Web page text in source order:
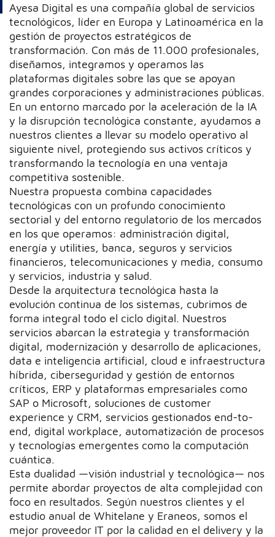
Ayesa Digital es una compañía global de servicios
tecnológicos, líder en Europa y Latinoamérica en la
gestión de proyectos estratégicos de
transformación. Con más de 11.000 profesionales,
diseñamos, integramos y operamos las
plataformas digitales sobre las que se apoyan
grandes corporaciones y administraciones públicas.
En un entorno marcado por la aceleración de la IA
y la disrupción tecnológica constante, ayudamos a
nuestros clientes a llevar su modelo operativo al
siguiente nivel, protegiendo sus activos críticos y
transformando la tecnología en una ventaja
competitiva sostenible.
Nuestra propuesta combina capacidades
tecnológicas con un profundo conocimiento
sectorial y del entorno regulatorio de los mercados
en los que operamos: administración digital,
energía y utilities, banca, seguros y servicios
financieros, telecomunicaciones y media, consumo
y servicios, industria y salud.
Desde la arquitectura tecnológica hasta la
evolución continua de los sistemas, cubrimos de
forma integral todo el ciclo digital. Nuestros
servicios abarcan la estrategia y transformación
digital, modernización y desarrollo de aplicaciones,
data e inteligencia artificial, cloud e infraestructura
híbrida, ciberseguridad y gestión de entornos
críticos, ERP y plataformas empresariales como
SAP o Microsoft, soluciones de customer
experience y CRM, servicios gestionados end-to-
end, digital workplace, automatización de procesos
y tecnologías emergentes como la computación
cuántica.
Esta dualidad —visión industrial y tecnológica— nos
permite abordar proyectos de alta complejidad con
foco en resultados. Según nuestros clientes y el
estudio anual de Whitelane y Eraneos, somos el
mejor proveedor IT por la calidad en el delivery y la